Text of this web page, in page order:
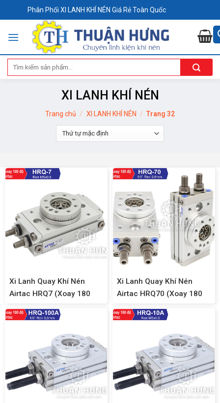
to
Phân Phối XI LANH KHÍ NÉN Giá Rẻ Toàn Quốc
Tìm
kiếm:
XI LANH KHÍ NÉN
Trang chủ / XI LANH KHÍ NÉN / Trang 32
Xi Lanh Quay Khí Nén
Airtac HRQ7 (Xoay 180
Xi Lanh Quay Khí Nén
Airtac HRQ70 (Xoay 180